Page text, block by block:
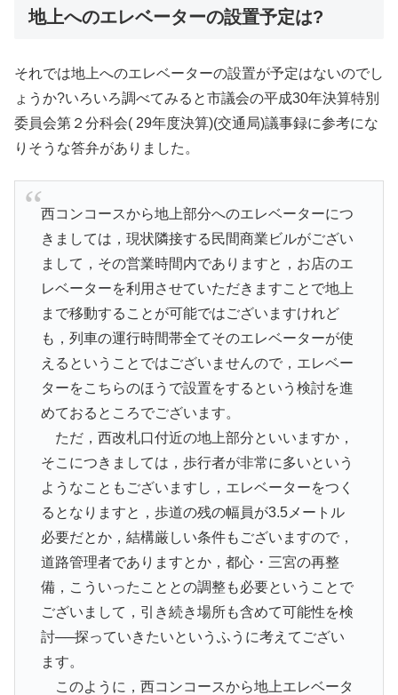
地上へのエレベーターの設置予定は?
それでは地上へのエレベーターの設置が予定はないのでし
ょうか?いろいろ調べてみると市議会の平成30年決算特別
委員会第２分科会( 29年度決算)(交通局)議事録に参考にな
りそうな答弁がありました。
西コンコースから地上部分へのエレベーターにつ
きましては，現状隣接する民間商業ビルがござい
まして，その営業時間内でありますと，お店のエ
レベーターを利用させていただきますことで地上
まで移動することが可能ではございますけれど
も，列車の運行時間帯全てそのエレベーターが使
えるということではございませんので，エレベー
ターをこちらのほうで設置をするという検討を進
めておるところでございます。
ただ，西改札口付近の地上部分といいますか，
そこにつきましては，歩行者が非常に多いという
ようなこともございますし，エレベーターをつく
るとなりますと，歩道の残の幅員が3.5メートル
必要だとか，結構厳しい条件もございますので，
道路管理者でありますとか，都心・三宮の再整
備，こういったこととの調整も必要ということで
ございまして，引き続き場所も含めて可能性を検
討──探っていきたいというふうに考えてござい
ます。
このように，西コンコースから地上エレベータ